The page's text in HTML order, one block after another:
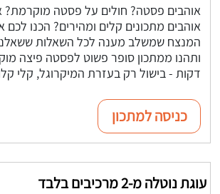
אוהבים פסטה? חולים על פסטה מוקרמת?
אוהבים מתכונים קלים ומהירים? הכנו לכם
המנצח שמשלב מענה לכל השאלות
דקות - בישול רק בעזרת המיקרוגל, קלי
כניסה למתכון
עוגת נוטלה מ-2 מרכיבים בלבד